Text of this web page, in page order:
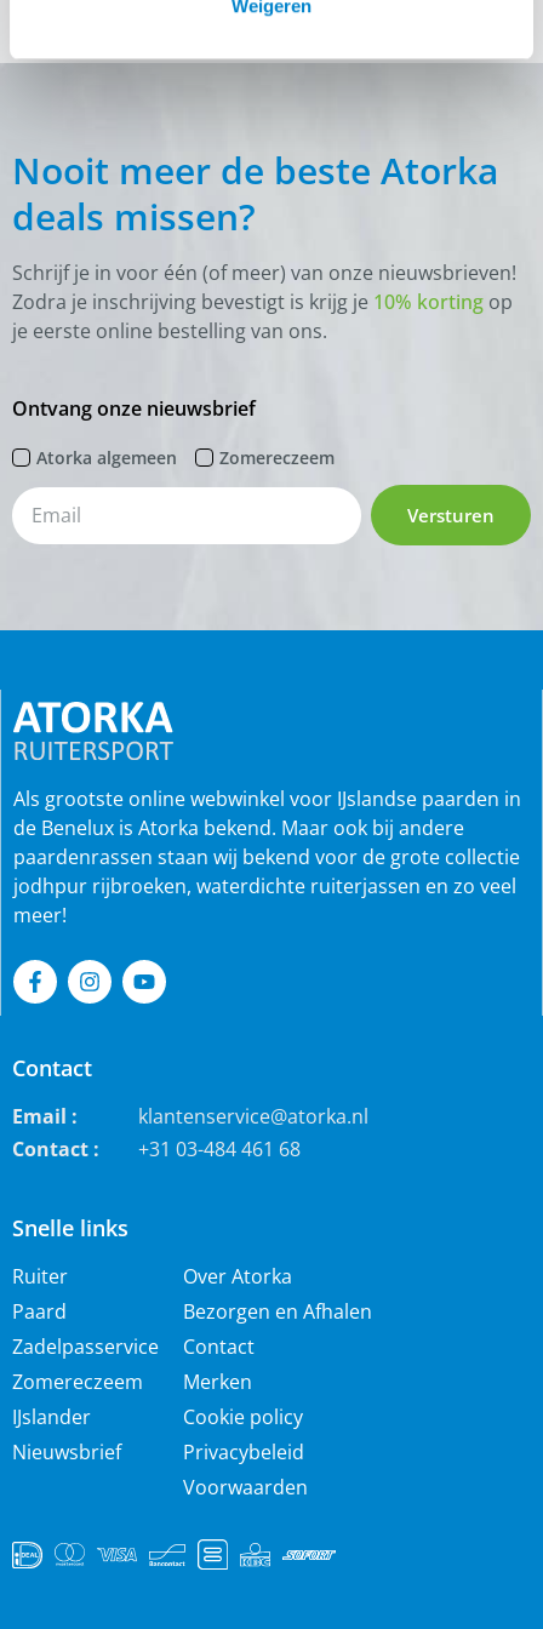
Weigeren
Nooit meer de beste Atorka
deals missen?
Schrijf je in voor één (of meer) van onze nieuwsbrieven!
Zodra je inschrijving bevestigt is krijg je 10% korting op
je eerste online bestelling van ons.
Ontvang onze nieuwsbrief
Atorka algemeen Zomereczeem
Versturen
Snelle links
Ruiter
Paard
Zadelpasservice
Zomereczeem
IJslander
Nieuwsbrief
Over Atorka
Bezorgen en Afhalen
Contact
Merken
Cookie policy
Privacybeleid
Voorwaarden
Als grootste online webwinkel voor IJslandse paarden in
de Benelux is Atorka bekend. Maar ook bij andere
paardenrassen staan wij bekend voor de grote collectie
jodhpur rijbroeken, waterdichte ruiterjassen en zo veel
meer!
Contact
Email :
klantenservice@atorka.nl
Contact :
+31 03-484 461 68